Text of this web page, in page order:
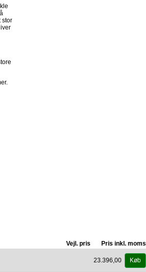
stor
Vejl. pris Pris inkl. moms
23.396,00 Køb